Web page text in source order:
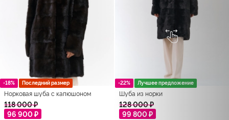
-18% Последний размер
Норковая шуба с капюшоном
118 000 ₽
96 900 ₽
-22% Лучшее предложение
Шуба из норки
128 000 ₽
99 800 ₽